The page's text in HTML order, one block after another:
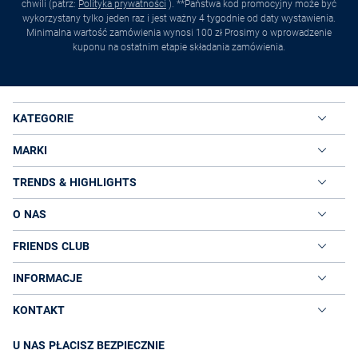
chwili (patrz: Polityka prywatności ). **Państwa kod promocyjny może być
wykorzystany tylko jeden raz i jest ważny 4 tygodnie od daty wystawienia.
Minimalna wartość zamówienia wynosi 100 zł Prosimy o wprowadzenie
kuponu na ostatnim etapie składania zamówienia.
KATEGORIE
MARKI
TRENDS & HIGHLIGHTS
O NAS
FRIENDS CLUB
INFORMACJE
KONTAKT
U NAS PŁACISZ BEZPIECZNIE